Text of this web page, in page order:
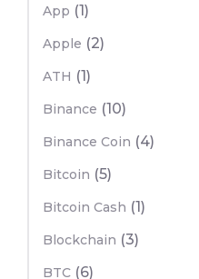
App (1)
Apple (2)
ATH (1)
Binance (10)
Binance Coin (4)
Bitcoin (5)
Bitcoin Cash (1)
Blockchain (3)
BTC (6)